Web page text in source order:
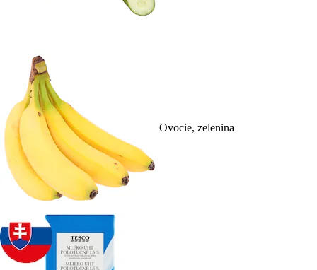
Ovocie, zelenina